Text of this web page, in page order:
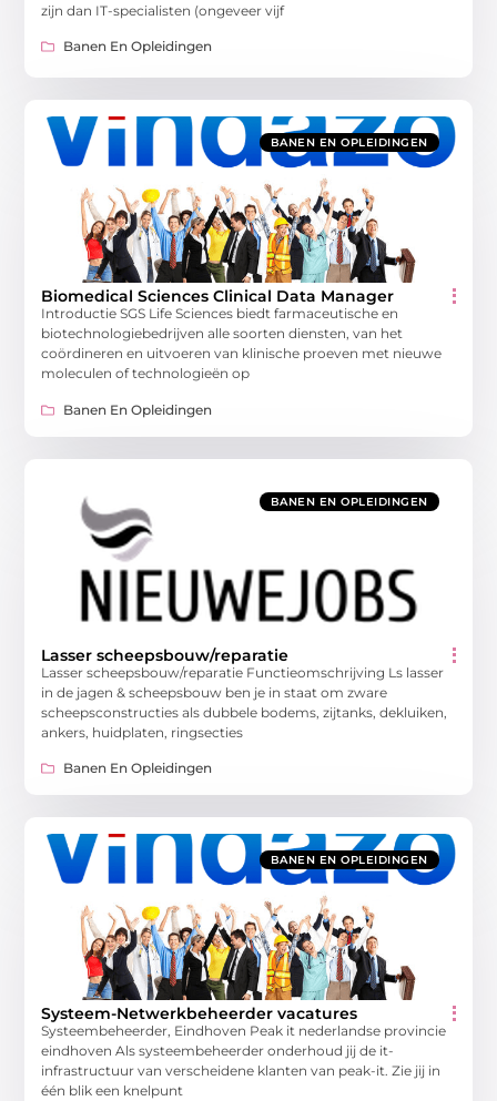
zijn dan IT-specialisten (ongeveer vijf
Banen En Opleidingen
BANEN EN OPLEIDINGEN
Biomedical Sciences Clinical Data Manager
Introductie SGS Life Sciences biedt farmaceutische en
biotechnologiebedrijven alle soorten diensten, van het
coördineren en uitvoeren van klinische proeven met nieuwe
moleculen of technologieën op
Banen En Opleidingen
BANEN EN OPLEIDINGEN
Lasser scheepsbouw/reparatie
Lasser scheepsbouw/reparatie Functieomschrijving Ls lasser
in de jagen & scheepsbouw ben je in staat om zware
scheepsconstructies als dubbele bodems, zijtanks, dekluiken,
ankers, huidplaten, ringsecties
Banen En Opleidingen
BANEN EN OPLEIDINGEN
Systeem-Netwerkbeheerder vacatures
Systeembeheerder, Eindhoven Peak it nederlandse provincie
eindhoven Als systeembeheerder onderhoud jij de it-
infrastructuur van verscheidene klanten van peak-it. Zie jij in
één blik een knelpunt